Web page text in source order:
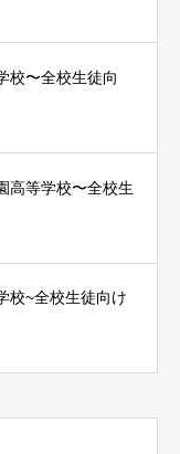
校〜全校生徒向
高等学校〜全校生
校~全校生徒向け